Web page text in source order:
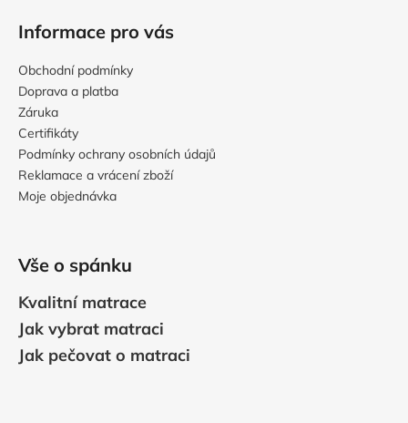
Informace pro vás
Obchodní podmínky
Doprava a platba
Záruka
Certifikáty
Podmínky ochrany osobních údajů
Reklamace a vrácení zboží
Moje objednávka
Vše o spánku
Kvalitní matrace
Jak vybrat matraci
Jak pečovat o matraci